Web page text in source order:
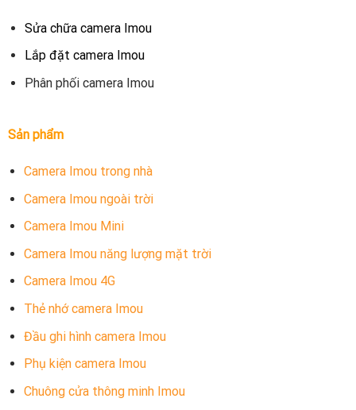
Sửa chữa camera Imou
Lắp đặt camera Imou
Phân phối camera Imou
Sản phẩm
Camera Imou trong nhà
Camera Imou ngoài trời
Camera Imou Mini
Camera Imou năng lượng mặt trời
Camera Imou 4G
Thẻ nhớ camera Imou
Đầu ghi hình camera Imou
Phụ kiện camera Imou
Chuông cửa thông minh Imou